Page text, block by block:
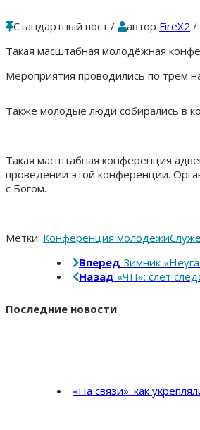
Стандартный пост / автор FireX2 /
Такая масштабная молодёжная
Мероприятия проводились по трём
Также молодые люди собирались в
Такая масштабная конференция
проведении этой конференции.
с Богом.
Метки: Конференция молодежи
Вперед Зимник
Назад «ЧП»: слет
Последние новости
«На связи»: как